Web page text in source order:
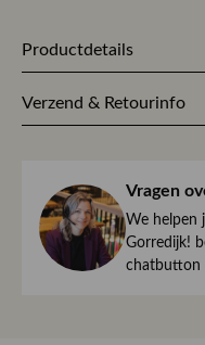
Productdetails
Stofsamenstelling
Kleur
Dessin
Verzend & Retourinfo
haar direct naar je toe.
We begrijpen maar al
een item toch niet
altijd welkom om ieder
Vragen
We helpen
Gorredijk!
chatbutton